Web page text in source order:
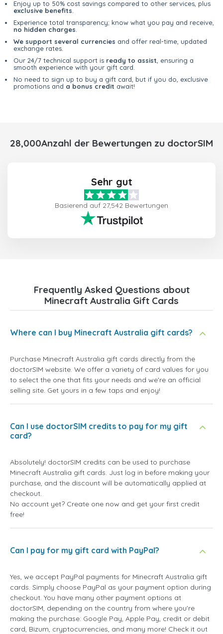
Enjoy up to 50% cost savings compared to other services, plus
exclusive benefits
Experience total transparency; know what you pay and receive,
no hidden charges
We support several currencies and offer real-time, updated
exchange rates.
Our 24/7 technical support is ready to assist , ensuring a
smooth experience with your gift card.
No need to sign up to buy a gift card, but if you do, exclusive
promotions and a bonus credit await!
28,000Anzahl der Bewertungen zu doctorSIM
Sehr gut
Basierend auf 27,542 Bewertungen
Frequently Asked Questions about
Minecraft Australia Gift Cards
Where can I buy Minecraft Australia gift cards?
Purchase Minecraft Australia gift cards directly from the
doctorSIM website. We offer a variety of card values for you
to select the one that fits your needs and we're an official
selling site. Get yours in a few taps and enjoy!
Can I use doctorSIM credits to pay for my gift
card?
Absolutely! doctorSIM credits can be used to purchase
Minecraft Australia gift cards. Just log in before making your
purchase, and the discount will be automatically applied at
checkout.
No account yet? Create one now and get your first credit
free!
Can I pay for my gift card with PayPal?
Yes, we accept PayPal payments for Minecraft Australia gift
cards. Simply choose PayPal as your payment option during
checkout. You have many other payment options at
doctorSIM, depending on the country from where you're
making the purchase: Google Pay, Apple Pay, credit or debit
card, Bizum, cryptocurrencies, and many more! Check it out